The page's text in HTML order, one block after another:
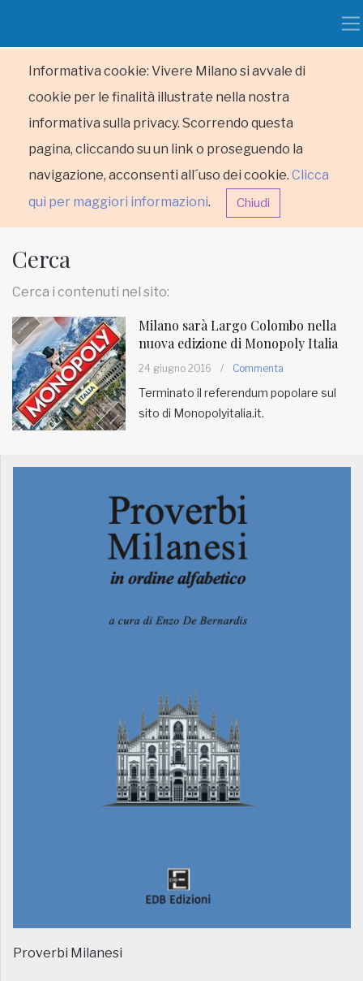
Informativa cookie: Vivere Milano si avvale di
cookie per le finalità illustrate nella nostra
informativa sulla privacy. Scorrendo questa
pagina, cliccando su un link o proseguendo la
navigazione, acconsenti all´uso dei cookie. Clicca
qui per maggiori informazioni. Chiudi
HOME
RUBRICHE
MUNICIPI
www.viveremilano.info
Fondato e diretto da Enzo De
Imbonati, 89 20159 Milano (Italia)
Cerca
Cerca i contenuti nel sito:
Milano sarà Largo Colombo nella
nuova edizione di Monopoly Italia
24 giugno 2016 / Commenta
Terminato il referendum popolare sul
sito di Monopolyitalia.it.
Proverbi Milanesi